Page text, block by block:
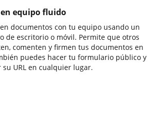
equipo fluido
documentos con tu equipo usando un
de escritorio o móvil. Permite que otros
comenten y firmen tus documentos en
puedes hacer tu formulario público y
URL en cualquier lugar.